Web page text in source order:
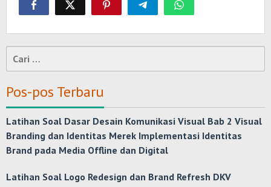
Cari
untuk:
Pos-pos Terbaru
Latihan Soal Dasar Desain Komunikasi Visual Bab 2 Visual
Branding dan Identitas Merek Implementasi Identitas
Brand pada Media Offline dan Digital
Latihan Soal Logo Redesign dan Brand Refresh DKV